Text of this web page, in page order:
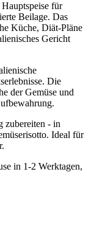
für
Beilage. Das
Küche, Diät-Pläne
Gericht
Die
der Gemüse und
zubereiten - in
Ideal für
in 1-2 Werktagen,